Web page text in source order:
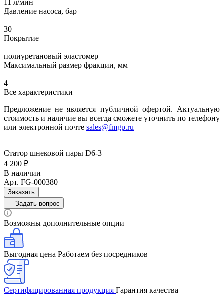
Давление насоса, бар
—
30
Покрытие
—
полиуретановый эластомер
Максимальный размер фракции, мм
—
4
Все характеристики
Предложение не является публичной офертой. Актуальную
стоимость и наличие вы всегда сможете уточнить по телефону
или электронной почте sales@fmgp.ru
Статор шнековой пары D6-3
4 200 ₽
В наличии
Арт. FG-000380
Заказать
Задать вопрос
Возможны дополнительные опции
Выгодная цена Работаем без посредников
Сертифицированная продукция Гарантия качества